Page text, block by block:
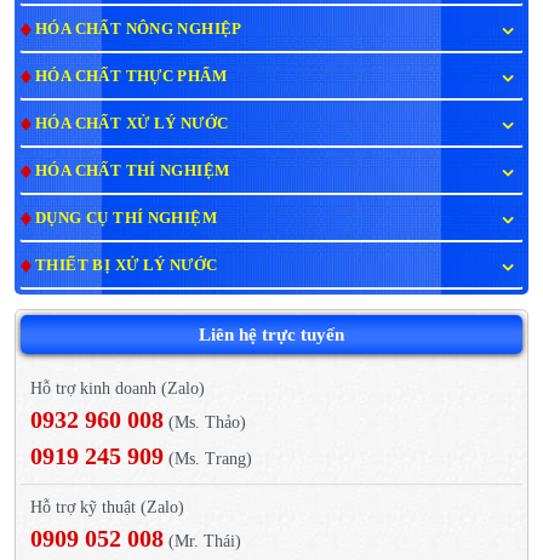
HÓA CHẤT NÔNG NGHIỆP
HÓA CHẤT THỰC PHẨM
HÓA CHẤT XỬ LÝ NƯỚC
HÓA CHẤT THÍ NGHIỆM
DỤNG CỤ THÍ NGHIỆM
THIẾT BỊ XỬ LÝ NƯỚC
Liên hệ trực tuyến
Hỗ trợ kinh doanh (Zalo)
0932 960 008 (Ms. Thảo)
0919 245 909 (Ms. Trang)
Hỗ trợ kỹ thuật (Zalo)
0909 052 008 (Mr. Thái)